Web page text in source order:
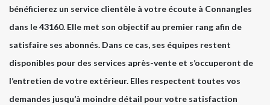
bénéficierez un service clientèle à votre écoute à Connangles
dans le 43160. Elle met son objectif au premier rang afin de
satisfaire ses abonnés. Dans ce cas, ses équipes restent
disponibles pour des services après-vente et s’occuperont de
l’entretien de votre extérieur. Elles respectent toutes vos
demandes jusqu’à moindre détail pour votre satisfaction